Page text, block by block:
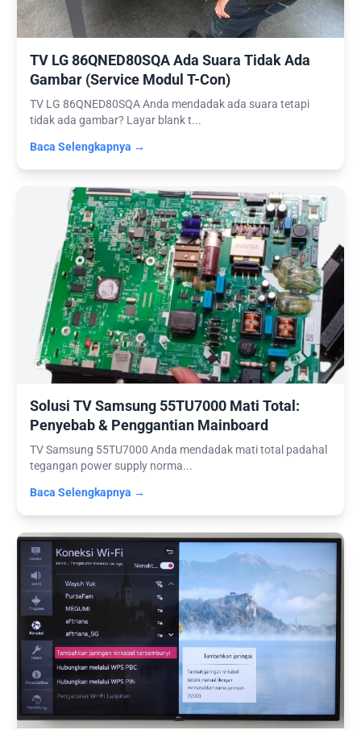
TV LG 86QNED80SQA Ada Suara Tidak Ada
Gambar (Service Modul T-Con)
TV LG 86QNED80SQA Anda mendadak ada suara tetapi
tidak ada gambar? Layar blank t...
Baca Selengkapnya →
Solusi TV Samsung 55TU7000 Mati Total:
Penyebab & Penggantian Mainboard
TV Samsung 55TU7000 Anda mendadak mati total padahal
tegangan power supply norma...
Baca Selengkapnya →